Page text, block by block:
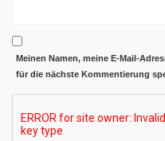
Meinen Namen, meine E-Mail-
für die nächste Kommentierung